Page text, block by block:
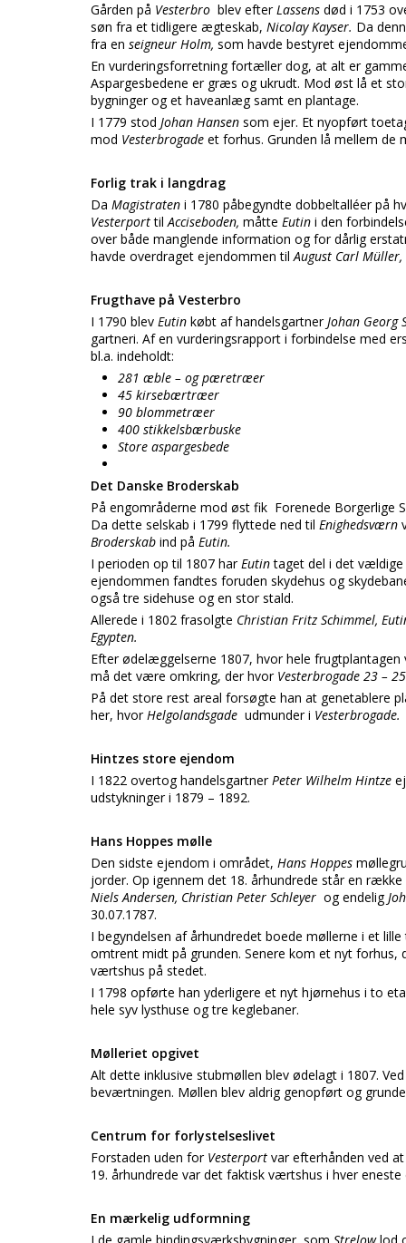
Gården på Vesterbro blev efterLassens død i 1753
søn fra et tidligere ægteskab, Nicolay Kayser. Da
fra en seigneur Holm, som havde bestyret
En vurderingsforretning fortæller dog, at alt er
Aspargesbedene er græs og ukrudt. Mod øst lå et
bygninger og et haveanlæg samt en plantage.
I 1779 stod Johan Hansen som ejer. Et nyopført
mod Vesterbrogade et forhus. Grunden lå mellem de
Forlig trak i langdrag
Da Magistraten i 1780 påbegyndte dobbeltalléer på
VesterporttilAcciseboden, måtte Eutin i den
over både manglende information og for dårlig
havde overdraget ejendommen tilAugust Carl Müller,
Frugthave på Vesterbro
I 1790 blev Eutin købt af handelsgartnerJohan Georg
gartneri. Af en vurderingsrapport i forbindelse med
bl.a. indeholdt:
281 æble – og pæretræer
45 kirsebærtræer
90 blommetræer
400 stikkelsbærbuske
Store aspargesbede
Det Danske Broderskab
På engområderne mod øst fik Forenede Borgerlige
Da dette selskab i 1799 flyttede ned til Enighedsværn
Broderskab ind på Eutin.
I perioden op til 1807 harEutintaget del i det
ejendommen fandtes foruden skydehus og
også tre sidehuse og en stor stald.
Allerede i 1802 frasolgte Christian Fritz Schimmel,
Egypten.
Efter ødelæggelserne 1807, hvor hele
må det være omkring, der hvor Vesterbrogade 23 –
På det store rest areal forsøgte han at genetablere
her, hvorHelgolandsgade udmunder i Vesterbrogade.
Hintzes store ejendom
I 1822 overtog handelsgartnerPeter Wilhelm Hintze
udstykninger i 1879 – 1892.
Hans Hoppes mølle
Den sidste ejendom i området, Hans Hoppes
jorder. Op igennem det 18. århundrede står en
Niels Andersen, Christian Peter Schleyer og endelig
30.07.1787.
I begyndelsen af århundredet boede møllerne i et
omtrent midt på grunden. Senere kom et nyt
værtshus på stedet.
I 1798 opførte han yderligere et nyt hjørnehus i to
hele syv lysthuse og tre keglebaner.
Mølleriet opgivet
Alt dette inklusive stubmøllen blev ødelagt i 1807.
beværtningen. Møllen blev aldrig genopført og
Centrum for forlystelseslivet
Forstaden uden for Vesterport var efterhånden ved
19. århundrede var det faktisk værtshus i hver
En mærkelig udformning